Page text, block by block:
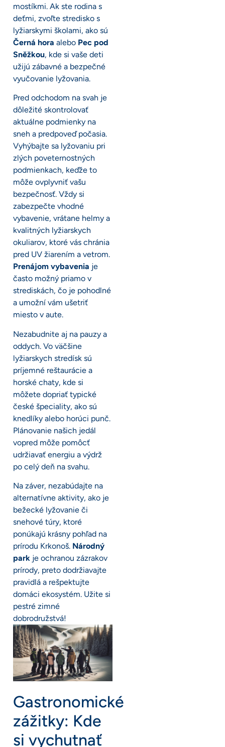
mostíkmi. Ak ste rodina s
deťmi, zvoľte stredisko s
lyžiarskymi školami, ako sú
Černá hora alebo Pec pod
Sněžkou, kde si vaše deti
užijú zábavné a bezpečné
vyučovanie lyžovania.
Pred odchodom na svah je
dôležité skontrolovať
aktuálne podmienky na
sneh a predpoveď počasia.
Vyhýbajte sa lyžovaniu pri
zlých poveternostných
podmienkach, keďže to
môže ovplyvniť vašu
bezpečnosť. Vždy si
zabezpečte vhodné
vybavenie, vrátane helmy a
kvalitných lyžiarskych
okuliarov, ktoré vás chránia
pred UV žiarením a vetrom.
Prenájom vybavenia je
často možný priamo v
strediskách, čo je pohodlné
a umožní vám ušetriť
miesto v aute.
Nezabudnite aj na pauzy a
oddych. Vo väčšine
lyžiarskych stredísk sú
príjemné reštaurácie a
horské chaty, kde si
môžete dopriať typické
české špeciality, ako sú
knedlíky alebo horúci punč.
Plánovanie našich jedál
vopred môže pomôcť
udržiavať energiu a výdrž
po celý deň na svahu.
Na záver, nezabúdajte na
alternatívne aktivity, ako je
bežecké lyžovanie či
snehové túry, ktoré
ponúkajú krásny pohľad na
prírodu Krkonoš. Národný
park je ochranou zázrakov
prírody, preto dodržiavajte
pravidlá a rešpektujte
domáci ekosystém. Užite si
pestré zimné
dobrodružstvá!
Gastronomické
zážitky: Kde
si vychutnať